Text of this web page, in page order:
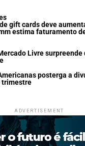
gift cards deve
estima faturamento
Livre surpreende
posterga a
trimestre
ADVERTISEMENT